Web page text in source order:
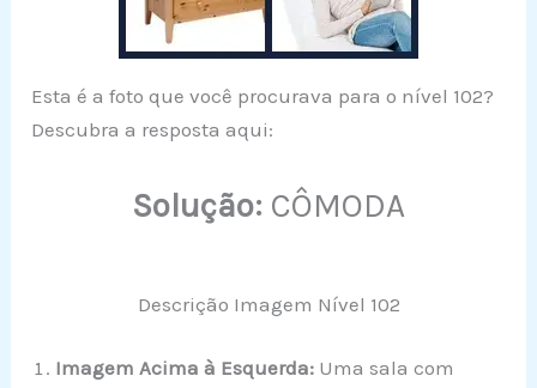
Esta é a foto que você procurava para o nível 102?
Descubra a resposta aqui:
Solução: CÔMODA
Descrição Imagem Nível 102
Imagem Acima à Esquerda: Uma sala com